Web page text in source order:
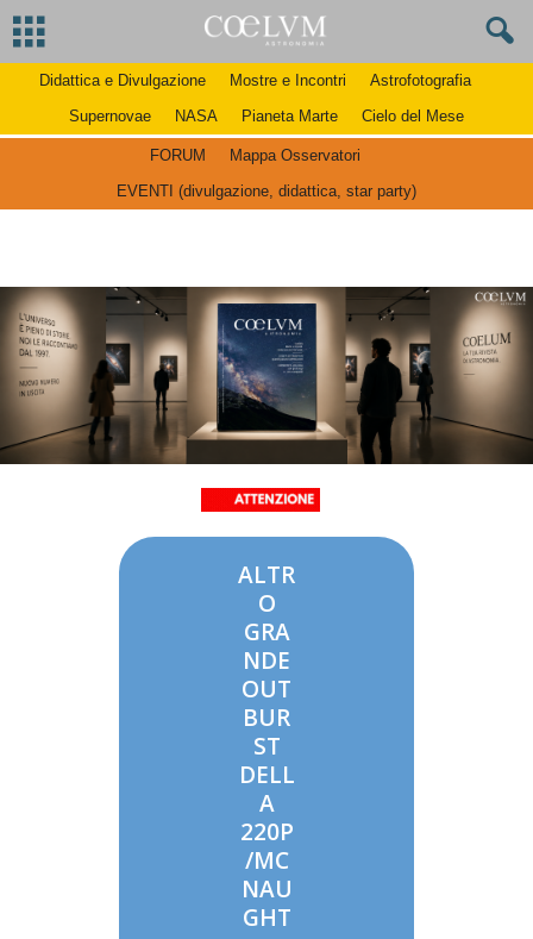
Didattica e Divulgazione Mostre e Incontri
Astrofotografia
Supernovae
NASA Pianeta Marte Cielo del Mese
FORUM
Mappa Osservatori
EVENTI (divulgazione, didattica, star party)
ALTR
O
GRA
NDE
OUT
BUR
ST
DELL
A
220P
/MC
NAU
GHT